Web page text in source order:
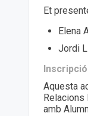
Et
Elena
Jordi
Inscripció
Aquesta
amb